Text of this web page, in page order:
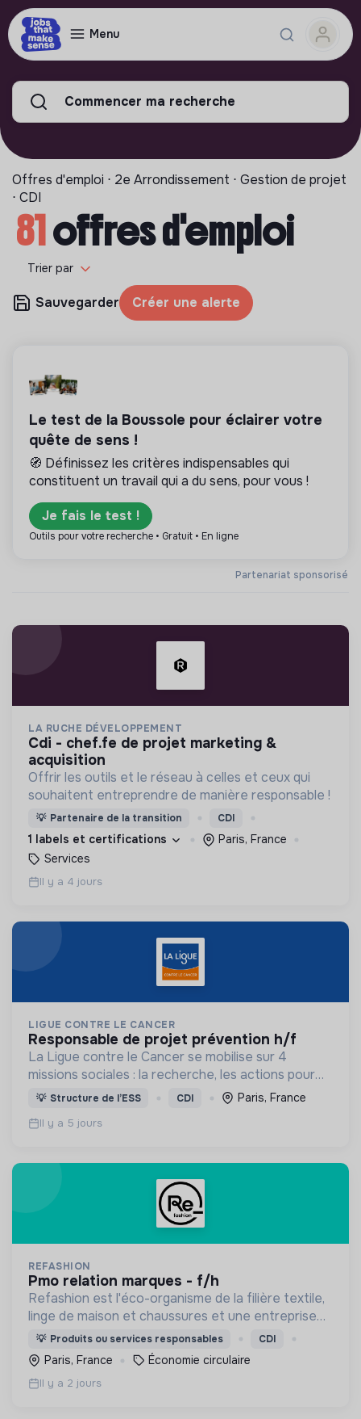
Menu
Commencer ma recherche
Offres d'emploi ⋅ 2e Arrondissement ⋅ Gestion de projet
⋅ CDI
81offres d'emploi
Trier par
Sauvegarder Créer une alerte
Partenariat sponsorisé
Le test de la Boussole pour éclairer votre
quête de sens !
🧭 Définissez les critères indispensables qui
constituent un travail qui a du sens, pour vous !
Je fais le test !
Outils pour votre recherche • Gratuit • En ligne
LA RUCHE DÉVELOPPEMENT
cdi - chef.fe de projet marketing &
acquisition
Offrir les outils et le réseau à celles et ceux qui
souhaitent entreprendre de manière responsable !
💡 Partenaire de la transition CDI
1 labels et certifications
Paris, France
Services
Il y a 4 jours
LIGUE CONTRE LE CANCER
responsable de projet prévention h/f
La Ligue contre le Cancer se mobilise sur 4
missions sociales : la recherche, les actions pour
les personnes malades, la prévention & promotion
💡 Structure de l’ESS CDI Paris, France
Il y a 5 jours
REFASHION
pmo relation marques - f/h
Refashion est l'éco-organisme de la filière textile,
linge de maison et chaussures et une entreprise
privée à but non lucratif, agréée, depuis 2009, par
le Ministère de la Transition écologique.
💡 Produits ou services responsables CDI
Paris, France Économie circulaire
Il y a 2 jours